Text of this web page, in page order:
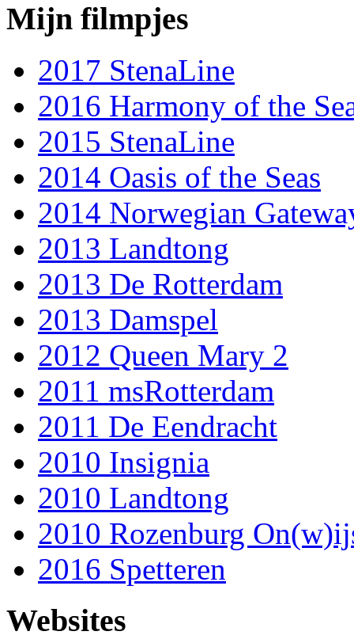
Mijn filmpjes
2017 StenaLine
2016 Harmony of the
2015 StenaLine
2014 Oasis of the Seas
2014 Norwegian
2013 Landtong
2013 De Rotterdam
2013 Damspel
2012 Queen Mary 2
2011 msRotterdam
2011 De Eendracht
2010 Insignia
2010 Landtong
2010 Rozenburg
2016 Spetteren
Websites